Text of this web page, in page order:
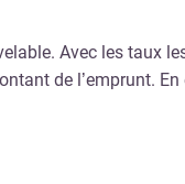
Avec les taux
de l’emprunt.